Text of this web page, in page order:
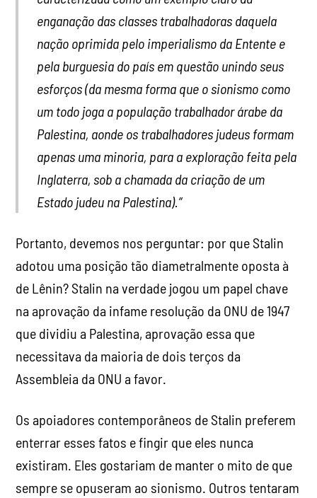
enganação das classes trabalhadoras daquela
nação oprimida pelo imperialismo da Entente e
pela burguesia do país em questão unindo seus
esforços (da mesma forma que o sionismo como
um todo joga a população trabalhador árabe da
Palestina, aonde os trabalhadores judeus formam
apenas uma minoria, para a exploração feita pela
Inglaterra, sob a chamada da criação de um
Estado judeu na Palestina).”
Portanto, devemos nos perguntar: por que Stalin
adotou uma posição tão diametralmente oposta à
de Lênin? Stalin na verdade jogou um papel chave
na aprovação da infame resolução da ONU de 1947
que dividiu a Palestina, aprovação essa que
necessitava da maioria de dois terços da
Assembleia da ONU a favor.
Os apoiadores contemporâneos de Stalin preferem
enterrar esses fatos e fingir que eles nunca
existiram. Eles gostariam de manter o mito de que
sempre se opuseram ao sionismo. Outros tentaram